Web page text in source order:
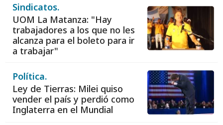
Sindicatos.
UOM La Matanza: "Hay
trabajadores a los que no les
alcanza para el boleto para ir
a trabajar"
Política.
Ley de Tierras: Milei quiso
vender el país y perdió como
Inglaterra en el Mundial